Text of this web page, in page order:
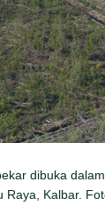
dibuka
Raya, Kalbar.